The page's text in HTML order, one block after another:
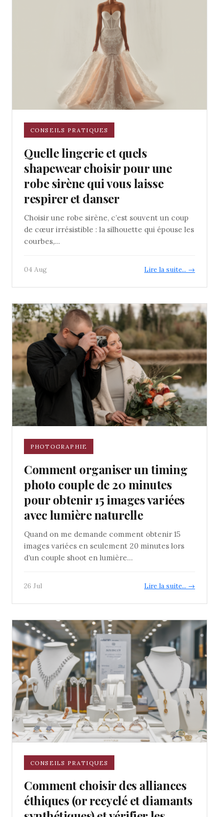
CONSEILS PRATIQUES
Quelle lingerie et quels
shapewear choisir pour une
robe sirène qui vous laisse
respirer et danser
Choisir une robe sirène, c’est souvent un coup
de cœur irrésistible : la silhouette qui épouse les
courbes,...
04 Aug Lire la suite... →
PHOTOGRAPHIE
Comment organiser un timing
photo couple de 20 minutes
pour obtenir 15 images variées
avec lumière naturelle
Quand on me demande comment obtenir 15
images variées en seulement 20 minutes lors
d’un couple shoot en lumière...
26 Jul Lire la suite... →
CONSEILS PRATIQUES
Comment choisir des alliances
éthiques (or recyclé et diamants